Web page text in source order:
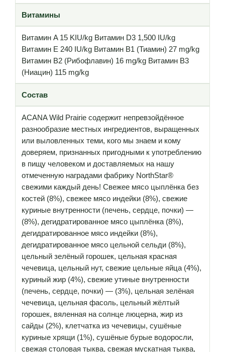
Витамины
Витамин A 15 KIU/kg Витамин D3 1,500 IU/kg
Витамин E 240 IU/kg Витамин B1 (Тиамин) 27 mg/kg
Витамин B2 (Рибофлавин) 16 mg/kg Витамин B3
(Ниацин) 115 mg/kg
Состав
ACANA Wild Prairie содержит непревзойдённое
разнообразие местных ингредиентов, выращенных
или выловленных теми, кого мы знаем и кому
доверяем, признанных пригодными к употреблению
в пищу человеком и доставляемых на нашу
отмеченную наградами фабрику NorthStar®
свежими каждый день! Свежее мясо цыплёнка без
костей (8%), свежее мясо индейки (8%), свежие
куриные внутренности (печень, сердце, почки) —
(8%), дегидратированное мясо цыплёнка (8%),
дегидратированное мясо индейки (8%),
дегидратированное мясо цельной сельди (8%),
цельный зелёный горошек, цельная красная
чечевица, цельный нут, свежие цельные яйца (4%),
куриный жир (4%), свежие утиные внутренности
(печень, сердце, почки) — (3%), цельная зелёная
чечевица, цельная фасоль, цельный жёлтый
горошек, вяленная на солнце люцерна, жир из
сайды (2%), клетчатка из чечевицы, сушёные
куриные хрящи (1%), сушёные бурые водоросли,
свежая столовая тыква, свежая мускатная тыква,